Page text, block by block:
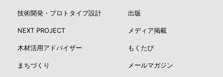
技術開発・プロトタイプ設計
NEXT PROJECT
木材活用アドバイザー
まちづくり
出版
メディア掲載
もくたび
メールマガジン